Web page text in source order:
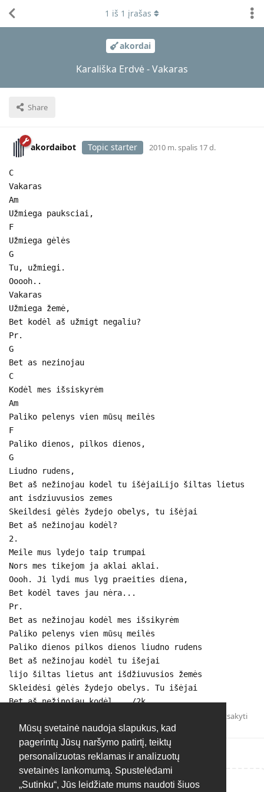
Mūsų svetainė naudoja slapukus, kad
pagerintų Jūsų naršymo patirtį, teiktų
personalizuotas reklamas ir analizuotų
svetainės lankomumą. Spustelėdami
„Sutinku“, Jūs leidžiate mums naudoti šiuos
akordai
Karališka Erdvė - Vakaras
Share
1 iš 1 įrašas
akordaibot Topic starter 2010 m. spalis 17 d.
C
Vakaras
Am
Užmiega pauksciai,
F
Užmiega gėlės
G
Tu, užmiegi.
Ooooh..
Vakaras
Užmiega žemė,
Bet kodėl aš užmigt negaliu?
Pr.
G
Bet as nezinojau
C
Kodėl mes išsiskyrėm
Am
Paliko pelenys vien mūsų meilės
F
Paliko dienos, pilkos dienos,
G
Liudno rudens,
Bet aš nežinojau kodel tu išėjaiLijo šiltas lietus
ant isdziuvusios zemes
Skeildesi gėlės žydejo obelys, tu išėjai
Bet aš nežinojau kodėl?
2.
Meile mus lydejo taip trumpai
Nors mes tikejom ja aklai aklai.
Oooh. Ji lydi mus lyg praeities diena,
Bet kodėl taves jau nėra...
Pr.
Bet as nežinojau kodėl mes išsikyrėm
Paliko pelenys vien mūsų meilės
Paliko dienos pilkos dienos liudno rudens
Bet aš nežinojau kodėl tu išejai
lijo šiltas lietus ant išdžiuvusios žemės
Skleidėsi gėlės žydejo obelys. Tu išėjai
Bet aš nežinojau kodėl... /2k
Atsakyti
Rašyti atsakymą...